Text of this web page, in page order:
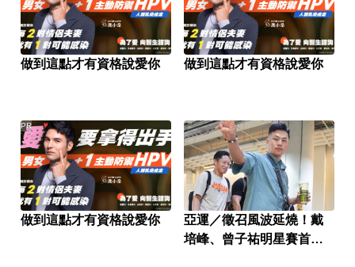
做到這點才有資格說愛你 做到這點才有資格說愛你
做到這點才有資格說愛你
PR
亞運／徵召風波延燒！戴
培峰、曾子祐明星賽首發